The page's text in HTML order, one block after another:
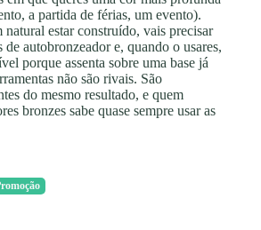
a partida de férias, um evento).
estar construído, vais precisar
de autobronzeador e, quando o usares,
porque assenta sobre uma base já
não são rivais. São
do mesmo resultado, e quem
bronzes sabe quase sempre usar as